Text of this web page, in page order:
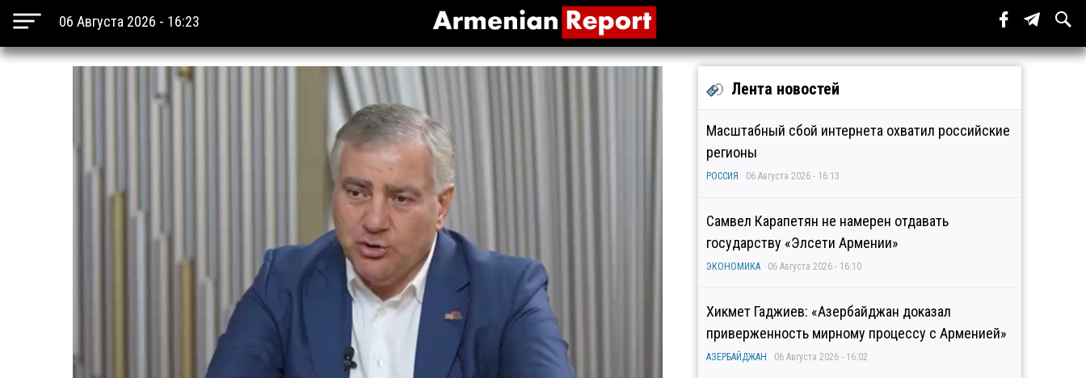
06 Августа 2026 - 16:23
Лента новостей
Масштабный сбой интернета охватил российские
регионы
РОССИЯ 06 Августа 2026 - 16:13
Самвел Карапетян не намерен отдавать
государству «Элсети Армении»
ЭКОНОМИКА 06 Августа 2026 - 16:10
Хикмет Гаджиев: «Азербайджан доказал
приверженность мирному процессу с Арменией»
АЗЕРБАЙДЖАН 06 Августа 2026 - 16:02